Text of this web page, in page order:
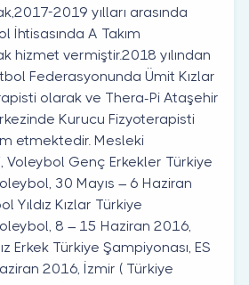
2019 yılları arasında
İhtisasında A Takım
hizmet vermiştir.2018 yılından
Federasyonunda Ümit Kızlar
olarak ve Thera-Pi Ataşehir
Kurucu Fizyoterapisti
etmektedir. Mesleki
Genç Erkekler Türkiye
30 Mayıs – 6 Haziran
Yıldız Kızlar Türkiye
8 – 15 Haziran 2016,
Erkek Türkiye Şampiyonası, ES
2016, İzmir ( Türkiye